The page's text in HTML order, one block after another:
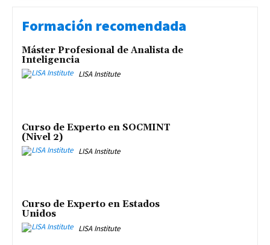
Formación recomendada
Máster Profesional de Analista de
Inteligencia
LISA Institute
Curso de Experto en SOCMINT
(Nivel 2)
LISA Institute
Curso de Experto en Estados
Unidos
LISA Institute